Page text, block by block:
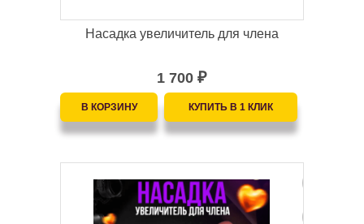
Насадка увеличитель для члена
1 700 ₽